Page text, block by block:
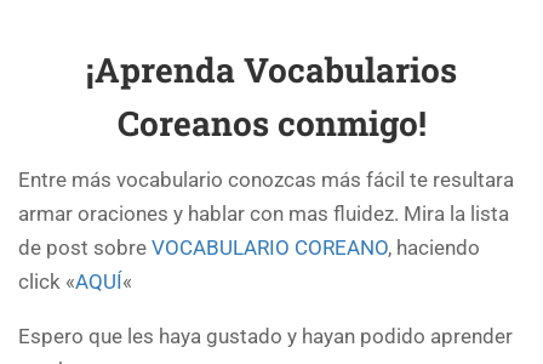
¡Aprenda Vocabularios
Coreanos conmigo!
Entre más vocabulario conozcas más fácil te resultara
armar oraciones y hablar con mas fluidez. Mira la lista
de post sobre VOCABULARIO COREANO, haciendo
click «AQUÍ«
Espero que les haya gustado y hayan podido aprender